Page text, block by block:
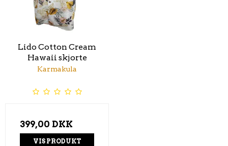
Lido Cotton Cream
Hawaii skjorte
Karmakula
399,00 DKK
VIS PRODUKT